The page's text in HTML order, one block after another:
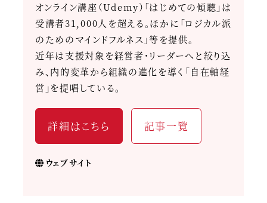
オンライン講座（Udemy）「はじめての傾聴」は
受講者31,000人を超える。ほかに「ロジカル派
のためのマインドフルネス」等を提供。
近年は支援対象を経営者・リーダーへと絞り込
み、内的変革から組織の進化を導く「自在軸経
営」を提唱している。
詳細はこちら 記事一覧
ウェブサイト